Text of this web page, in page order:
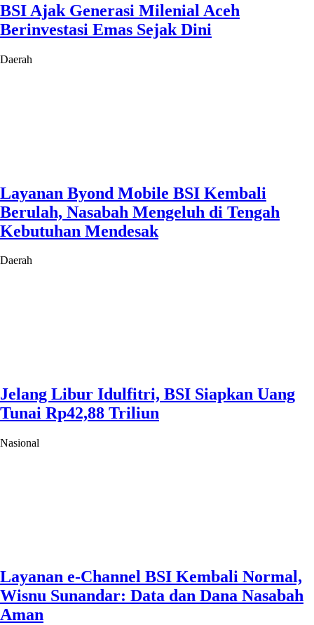
BSI Ajak Generasi Milenial Aceh
Berinvestasi Emas Sejak Dini
Daerah
Layanan Byond Mobile BSI Kembali
Berulah, Nasabah Mengeluh di Tengah
Kebutuhan Mendesak
Daerah
Jelang Libur Idulfitri, BSI Siapkan Uang
Tunai Rp42,88 Triliun
Nasional
Layanan e-Channel BSI Kembali Normal,
Wisnu Sunandar: Data dan Dana Nasabah
Aman